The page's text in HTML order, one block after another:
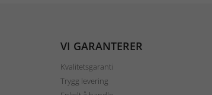
VI GARANTERER
Kvalitetsgaranti
Trygg levering